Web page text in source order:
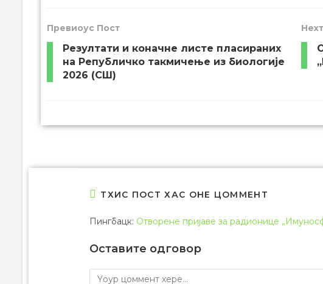
Превиоус Пост
Резултати и коначне листе пласираних
на Републичко такмичење из биологије
2026 (СШ)
ТХИС ПОСТ ХАС ОНЕ ЦОММЕНТ
Пингбацк: Отворене пријаве за радионице
Оставите одговор